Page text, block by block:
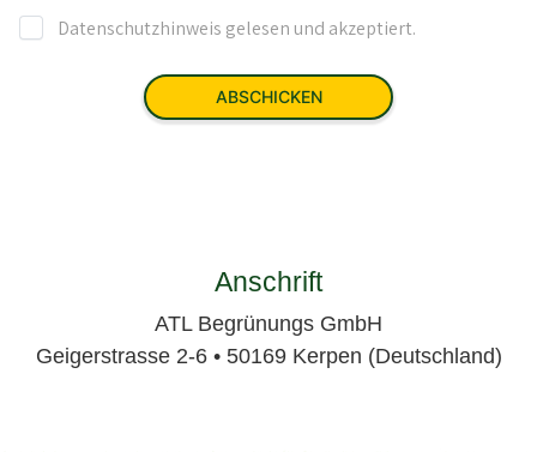
Anschrift
ATL Begrünungs GmbH
Geigerstrasse 2-6 • 50169 Kerpen (Deutschland)